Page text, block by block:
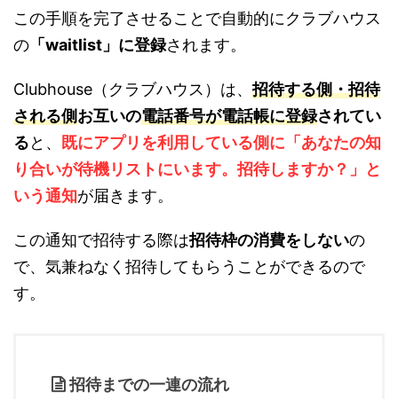
この手順を完了させることで自動的にクラブハウス
の 「waitlist」に登録されます。
Clubhouse（クラブハウス）は、招待する側・招待
される側お互いの電話番号が電話帳に登録されてい
ると、
既にアプリを利用している側に「あなたの知
り合いが待機リストにいます。招待しますか？」と
いう通知が届きます。
この通知で招待する際は招待枠の消費をしないの
で、気兼ねなく招待してもらうことができるので
す。
招待までの一連の流れ